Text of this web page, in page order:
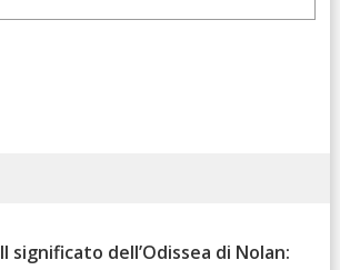
Il significato dell’Odissea di Nolan: